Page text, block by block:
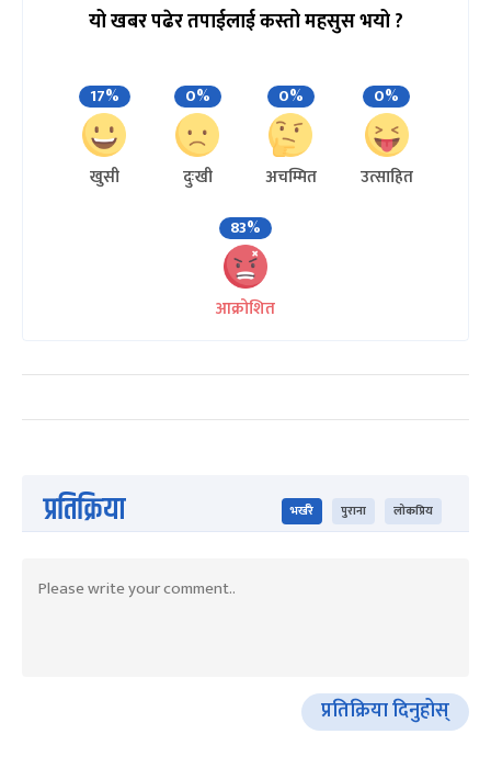
यो खबर पढेर तपाईलाई कस्तो महसुस भयो ?
17%
खुसी
0%
दुःखी
0%
अचम्मित
0%
उत्साहित
83%
आक्रोशित
प्रतिक्रिया भर्खरै पुराना लोकप्रिय
प्रतिक्रिया दिनुहोस्